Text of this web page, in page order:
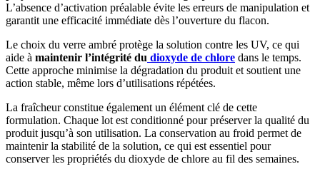
L’absence d’activation préalable évite les erreurs de manipulation et
garantit une efficacité immédiate dès l’ouverture du flacon.
Le choix du verre ambré protège la solution contre les UV, ce qui
aide à maintenir l’intégrité du dioxyde de chlore dans le temps.
Cette approche minimise la dégradation du produit et soutient une
action stable, même lors d’utilisations répétées.
La fraîcheur constitue également un élément clé de cette
formulation. Chaque lot est conditionné pour préserver la qualité du
produit jusqu’à son utilisation. La conservation au froid permet de
maintenir la stabilité de la solution, ce qui est essentiel pour
conserver les propriétés du dioxyde de chlore au fil des semaines.